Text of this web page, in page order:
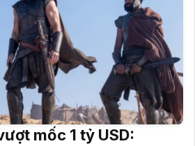
mốc 1 tỷ USD: